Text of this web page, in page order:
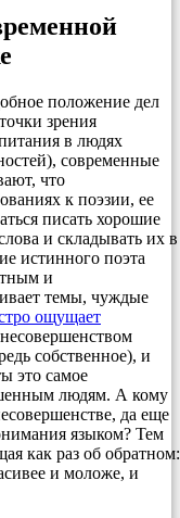
положение дел
зрения
в людях
современные
что
к поэзии, ее
писать хорошие
и складывать их в
истинного поэта
и
темы, чуждые
ощущает
собственное), и
это самое
людям. А кому
да еще
языком? Тем
как раз об обратном:
и моложе, и